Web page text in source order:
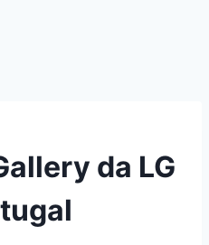
da LG